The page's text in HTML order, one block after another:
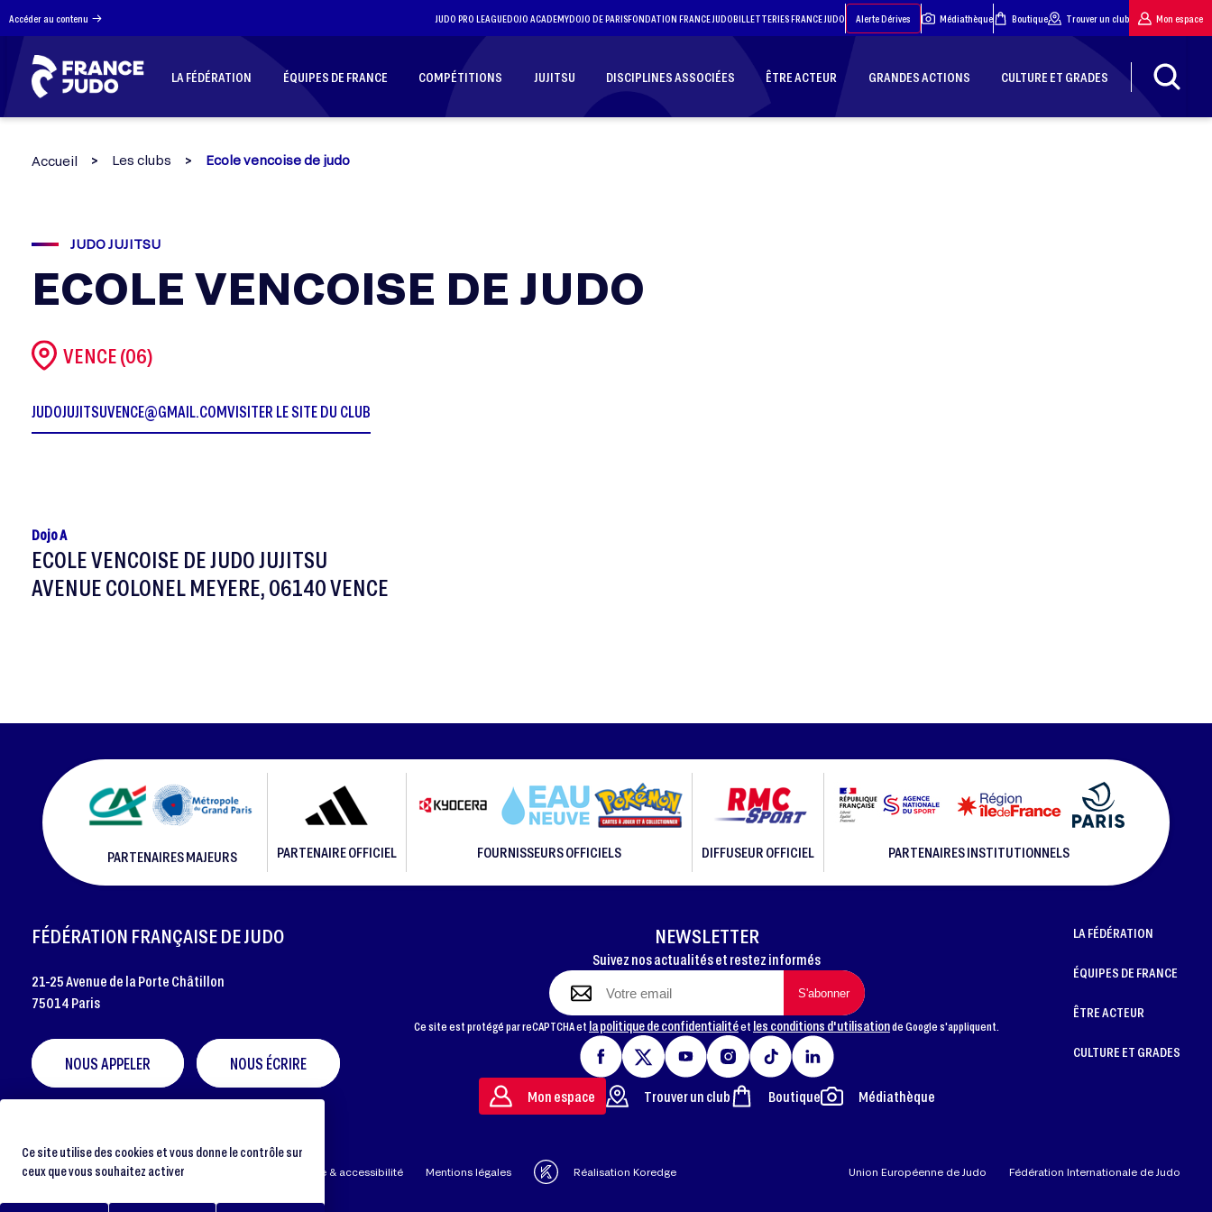
Accéder au contenu JUDO PRO LEAGUEDOJO ACADEMYDOJO DE PARISFONDATION FRANCE JUDOBILLETTERIES FRANCE JUDO Alerte Dérives Médiathèque Boutique Trouver un club Mon espace
LA FÉDÉRATION ÉQUIPES DE FRANCE COMPÉTITIONS JUJITSU DISCIPLINES ASSOCIÉES ÊTRE ACTEUR GRANDES ACTIONS CULTURE ET GRADES
Accueil Les clubs Ecole vencoise de judo
JUDO JUJITSU
ECOLE VENCOISE DE JUDO
VENCE (06)
JUDOJUJITSUVENCE@GMAIL.COMVISITER LE SITE DU CLUB
Dojo A
ECOLE VENCOISE DE JUDO JUJITSU
AVENUE COLONEL MEYERE, 06140 VENCE
PARTENAIRES MAJEURS PARTENAIRE OFFICIEL FOURNISSEURS OFFICIELS DIFFUSEUR OFFICIEL PARTENAIRES INSTITUTIONNELS
FOOTER
FÉDÉRATION FRANÇAISE DE JUDO
21-25 Avenue de la Porte Châtillon
75014 Paris
NOUS APPELER NOUS ÉCRIRE
NEWSLETTER
Suivez nos actualités et restez informés
Ce site est protégé par reCAPTCHA et la politique de confidentialitéet les conditions d'utilisationde Google s'appliquent.
Mon espace Trouver un club Boutique Médiathèque
LA FÉDÉRATION
ÉQUIPES DE FRANCE
ÊTRE ACTEUR
CULTURE ET GRADES
Préférences cookies Protection des données Aide & accessibilité Mentions légales Réalisation Koredge Union Européenne de Judo Fédération Internationale de Judo
Panneau de gestion des cookies
Ce site utilise des cookies et vous donne le contrôle sur
ceux que vous souhaitez activer